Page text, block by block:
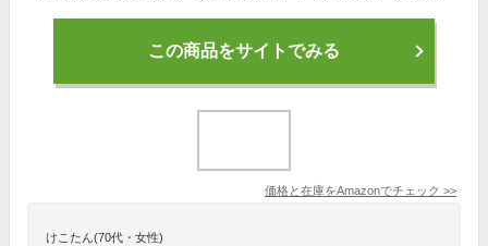
この商品をサイトでみる
価格と在庫をAmazonでチェック >>
けこたん(70代・女性)